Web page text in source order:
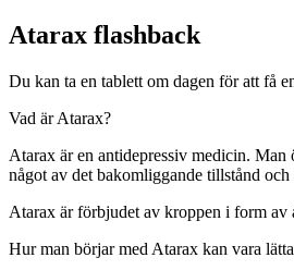
Atarax flashback
Du kan ta en tablett om dagen för att få
Vad är Atarax?
Atarax är en antidepressiv medicin.
något av det bakomliggande tillstånd
Atarax är förbjudet av kroppen i form av
Hur man börjar med Atarax kan vara